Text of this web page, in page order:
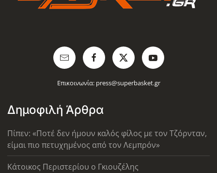
Επικοινωνία: press@superbasket.gr
Δημοφιλή Άρθρα
Πίπεν: «Ποτέ δεν ήμουν καλός φίλος με τον Τζόρνταν,
είμαι πιο πετυχημένος από τον Λεμπρόν»
Κάτοικος Περιστερίου ο Γκιουζέλης